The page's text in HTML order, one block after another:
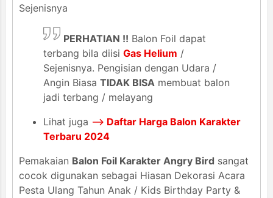
Sejenisnya
PERHATIAN !! Balon Foil dapat
terbang bila diisi Gas Helium /
Sejenisnya. Pengisian dengan Udara /
Angin Biasa TIDAK BISA membuat balon
jadi terbang / melayang
Lihat juga --> Daftar Harga Balon Karakter
Terbaru 2024
Pemakaian Balon Foil Karakter Angry Bird sangat
cocok digunakan sebagai Hiasan Dekorasi Acara
Pesta Ulang Tahun Anak / Kids Birthday Party &